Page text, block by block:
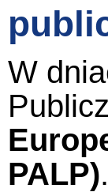
W
PALP).